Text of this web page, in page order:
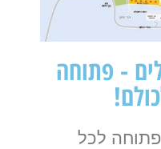
- פתוחה
פתוחה לכל